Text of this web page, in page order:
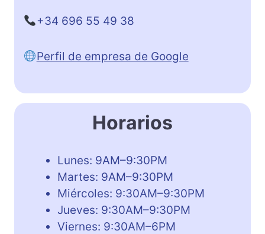
+34 696 55 49 38
Perfil de empresa de Google
Horarios
Lunes: 9AM–9:30PM
Martes: 9AM–9:30PM
Miércoles: 9:30AM–9:30PM
Jueves: 9:30AM–9:30PM
Viernes: 9:30AM–6PM